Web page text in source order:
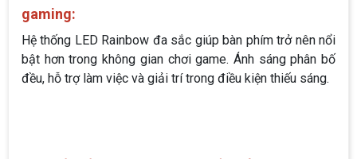
gaming:
Hệ thống LED Rainbow đa sắc giúp bàn phím trở nên nổi
bật hơn trong không gian chơi game. Ánh sáng phân bố
đều, hỗ trợ làm việc và giải trí trong điều kiện thiếu sáng.